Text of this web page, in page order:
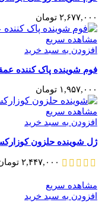
۲,۶۷۷,۰۰۰ تومان
مشاهده سریع
افزودن به سبد خرید
فوم شوینده پاک کننده
۱,۹۵۷,۰۰۰ تومان
مشاهده سریع
افزودن به سبد خرید
ژل شوینده حلزون
۲,۴۴۷,۰۰۰
مشاهده سریع
افزودن به سبد خرید